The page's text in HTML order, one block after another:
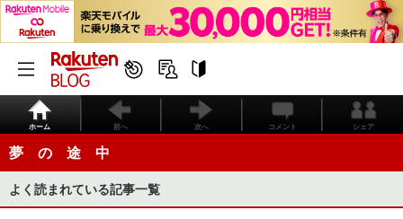
ホーム 前へ 次へ コメント シェア
夢 の 途 中
よく読まれている記事一覧